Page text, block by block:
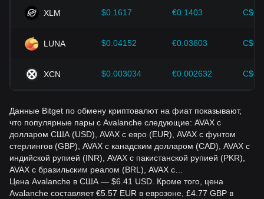
инвестиционные стратегии в условиях развивающегося
XLM $0.1617 €0.1403
LUNA $0.04152 €0.03603
XCN $0.003034 €0.002632
Данные Bitget по обмену криптовалют на фиат показывают,
что популярные пары с Avalanche следующие: AVAX с
долларом США (USD), AVAX с евро (EUR), AVAX с фунтом
стерлингов (GBP), AVAX с канадским долларом (CAD), AVAX с
индийской рупией (INR), AVAX с пакистанской рупией (PKR),
AVAX с бразильским реалом (BRL), AVAX с…
Цена Avalanche в США — $6.41 USD. Кроме того, цена
Avalanche составляет €5.57 EUR в еврозоне, £4.77 GBP в